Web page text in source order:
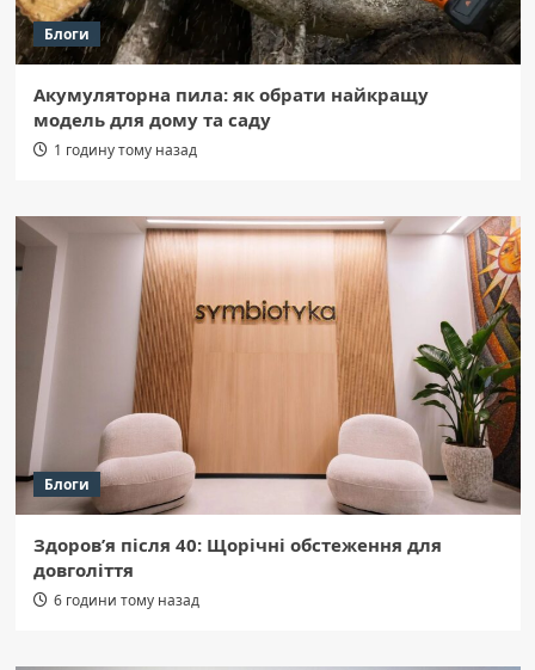
Блоги
Акумуляторна пила: як обрати найкращу
модель для дому та саду
1 годину тому назад
Блоги
Здоров’я після 40: Щорічні обстеження для
довголіття
6 години тому назад